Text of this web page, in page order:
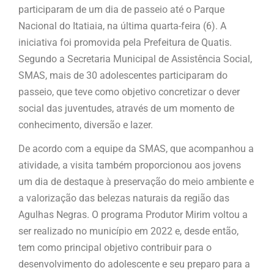
participaram de um dia de passeio até o Parque
Nacional do Itatiaia, na última quarta-feira (6). A
iniciativa foi promovida pela Prefeitura de Quatis.
Segundo a Secretaria Municipal de Assistência Social,
SMAS, mais de 30 adolescentes participaram do
passeio, que teve como objetivo concretizar o dever
social das juventudes, através de um momento de
conhecimento, diversão e lazer.
De acordo com a equipe da SMAS, que acompanhou a
atividade, a visita também proporcionou aos jovens
um dia de destaque à preservação do meio ambiente e
a valorização das belezas naturais da região das
Agulhas Negras. O programa Produtor Mirim voltou a
ser realizado no município em 2022 e, desde então,
tem como principal objetivo contribuir para o
desenvolvimento do adolescente e seu preparo para a